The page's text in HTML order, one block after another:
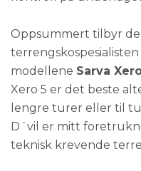
Oppsummert tilbyr
modellene Sarva
Xero 5 er det beste
lengre turer eller til
D´vil er mitt
teknisk krevende